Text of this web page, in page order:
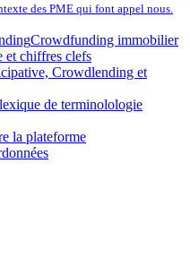
des PME qui font appel nous.
Crowdfunding immobilier
et chiffres clefs
Crowdlending et
de terminolologie
la plateforme